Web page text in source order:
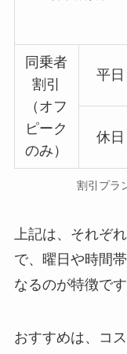
同乗者
割引
（オフ
ピーク
のみ）
平日
休日
割引プラ
上記は、それぞ
で、曜日や時間
なるのが特徴です
おすすめは、コ